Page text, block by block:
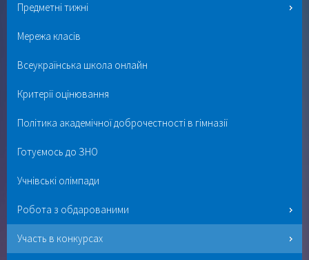
Предметні тижні
Мережа класів
Всеукраїнська школа онлайн
Критерії оцінювання
Політика академічної доброчестності в гімназії
Готуємось до ЗНО
Учнівські олімпади
Робота з обдарованими
Участь в конкурсах